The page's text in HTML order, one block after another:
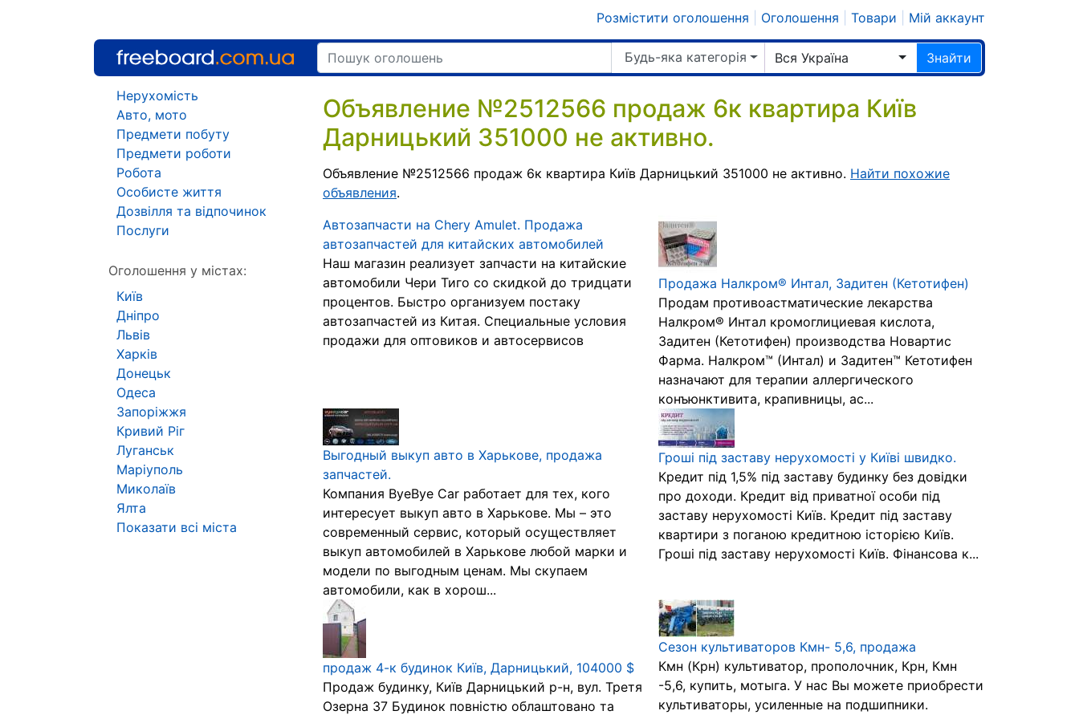
Розмістити оголошення Оголошення Товари Мій аккаунт
Будь-яка категорія Вся Україна Знайти
Объявление №2512566 продаж 6к квартира Київ
Дарницький 351000 не активно.
Объявление №2512566 продаж 6к квартира Київ Дарницький 351000 не активно. Найти похожие
объявления.
Автозапчасти на Chery Amulet. Продажа
автозапчастей для китайских автомобилей
Наш магазин реализует запчасти на китайские
автомобили Чери Тиго со скидкой до тридцати
процентов. Быстро организуем постаку
автозапчастей из Китая. Специальные условия
продажи для оптовиков и автосервисов
Продажа Налкром® Интал, Задитен (Кетотифен)
Продам противоастматические лекарства
Налкром® Интал кромоглициевая кислота,
Задитен (Кетотифен) производства Новартис
Фарма. Налкром™ (Интал) и Задитен™ Кетотифен
назначают для терапии аллергического
конъюнктивита, крапивницы, ас...
Выгодный выкуп авто в Харькове, продажа
запчастей.
Компания ByeBye Car работает для тех, кого
интересует выкуп авто в Харькове. Мы – это
современный сервис, который осуществляет
выкуп автомобилей в Харькове любой марки и
модели по выгодным ценам. Мы скупаем
автомобили, как в хорош...
Гроші під заставу нерухомості у Київі швидко.
Кредит під 1,5% під заставу будинку без довідки
про доходи. Кредит від приватної особи під
заставу нерухомості Київ. Кредит під заставу
квартири з поганою кредитною історією Київ.
Гроші під заставу нерухомості Київ. Фінансова к...
продаж 4-к будинок Київ, Дарницький, 104000 $
Продаж будинку, Київ Дарницький р-н, вул. Третя
Озерна 37 Будинок повністю облаштовано та
Сезон культиваторов Кмн- 5,6, продажа
Кмн (Крн) культиватор, прополочник, Крн, Кмн
-5,6, купить, мотыга. У нас Вы можете приобрести
культиваторы, усиленные на подшипники.
Нерухомість
Авто, мото
Предмети побуту
Предмети роботи
Робота
Особисте життя
Дозвілля та відпочинок
Послуги
Оголошення у містах:
Київ
Дніпро
Львів
Харків
Донецьк
Одеса
Запоріжжя
Кривий Ріг
Луганськ
Маріуполь
Миколаїв
Ялта
Показати всі міста